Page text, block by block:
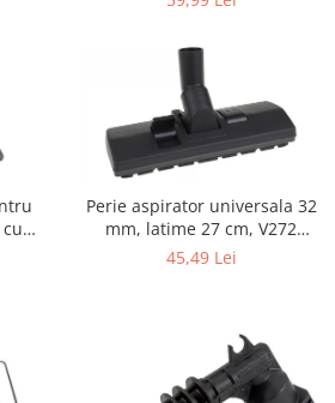
de
Perie aspirator universala 32
mm, latime 27 cm, V272
ECONOMY
45,49 Lei